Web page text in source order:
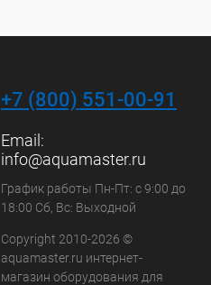
+7 (800) 551-00-91
Email:
info@aquamaster.ru
График работы Пн-Пт: с 9:00 до
18:00 Сб, Вс: Выходной
Copyright 2010-2026 ©
aquamaster.ru интернет-
магазин оборудования для